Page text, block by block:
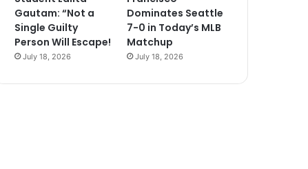
Gautam: “Not a
Single Guilty
Person Will Escape!
July 18, 2026
Dominates Seattle
7-0 in Today’s MLB
Matchup
July 18, 2026